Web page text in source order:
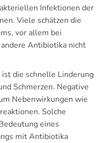
Infektionen der
Viele schätzen die
vor allem bei
Antibiotika nicht
die schnelle Linderung
Schmerzen. Negative
Nebenwirkungen wie
Solche
eines
mit Antibiotika